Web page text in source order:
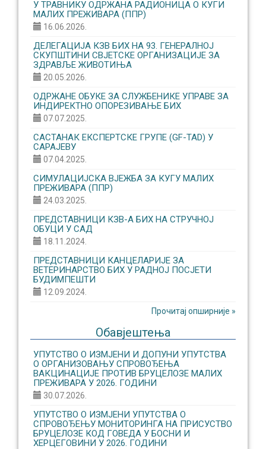
У ТРАВНИКУ ОДРЖАНА РАДИОНИЦА О КУГИ
МАЛИХ ПРЕЖИВАРА (ППР)
16.06.2026.
ДЕЛЕГАЦИЈА КЗВ БИХ НА 93. ГЕНЕРАЛНОЈ
СКУПШТИНИ СВЈЕТСКЕ ОРГАНИЗАЦИЈЕ ЗА
ЗДРАВЉЕ ЖИВОТИЊА
20.05.2026.
ОДРЖАНЕ ОБУКЕ ЗА СЛУЖБЕНИКЕ УПРАВЕ ЗА
ИНДИРЕКТНО ОПОРЕЗИВАЊЕ БИХ
07.07.2025.
САСТАНАК ЕКСПЕРТСКЕ ГРУПЕ (GF-TAD) У
САРАЈЕВУ
07.04.2025.
СИМУЛАЦИЈСКА ВЈЕЖБА ЗА КУГУ МАЛИХ
ПРЕЖИВАРА (ППР)
24.03.2025.
ПРЕДСТАВНИЦИ КЗВ-А БИХ НА СТРУЧНОЈ
ОБУЦИ У САД
18.11.2024.
ПРЕДСТАВНИЦИ КАНЦЕЛАРИЈЕ ЗА
ВЕТЕРИНАРСТВО БИХ У РАДНОЈ ПОСЈЕТИ
БУДИМПЕШТИ
12.09.2024.
Прочитај опширније »
Обавјештења
УПУТСТВО О ИЗМЈЕНИ И ДОПУНИ УПУТСТВА
О ОРГАНИЗОВАЊУ CПРОВОЂЕЊА
ВАКЦИНАЦИЈЕ ПРОТИВ БРУЦЕЛОЗЕ МАЛИХ
ПРЕЖИВАРА У 2026. ГОДИНИ
30.07.2026.
УПУТСТВО О ИЗМЈЕНИ УПУТСТВА О
СПРОВОЂЕЊУ МОНИТОРИНГА НА ПРИСУСТВО
БРУЦЕЛОЗЕ КОД ГОВЕДА У БОСНИ И
ХЕРЦЕГОВИНИ У 2026. ГОДИНИ